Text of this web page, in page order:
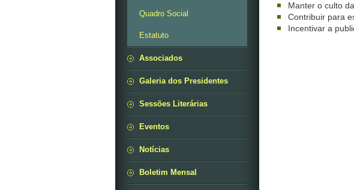
Manter o culto
Contribuir para
Incentivar a
Quadro Social
Estatuto
Associados
Galeria dos Presidentes
Sessões Literárias
Eventos
Notícias
Boletim Mensal